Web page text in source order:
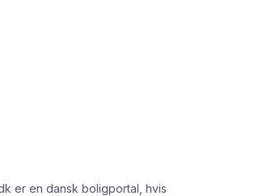
er en dansk boligportal, hvis